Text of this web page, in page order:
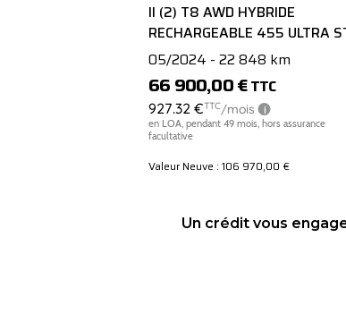
II (2) T8 AWD HYBRIDE
RECHARGEABLE 455 ULTRA
DARK GEARTRONIC 8 7PL
05/2024 - 22 848 km
66 900,00 €TTC
Valeur Neuve : 106 970,00 €
Un crédit vous